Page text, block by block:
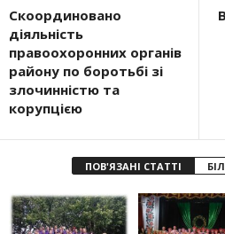
Скоординовано
діяльність
правоохоронних органів
району по боротьбі зі
злочинністю та
корупцією
ПОВ'ЯЗАНІ СТАТТІ